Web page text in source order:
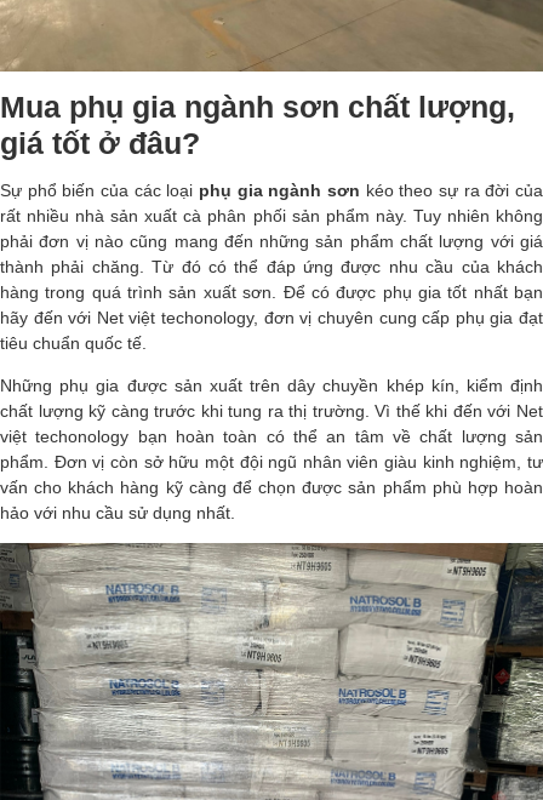
Mua phụ gia ngành sơn chất lượng,
giá tốt ở đâu?
Sự phổ biến của các loại phụ gia ngành sơn kéo theo sự ra đời của
rất nhiều nhà sản xuất cà phân phối sản phẩm này. Tuy nhiên không
phải đơn vị nào cũng mang đến những sản phẩm chất lượng với giá
thành phải chăng. Từ đó có thể đáp ứng được nhu cầu của khách
hàng trong quá trình sản xuất sơn. Để có được phụ gia tốt nhất bạn
hãy đến với Net việt techonology, đơn vị chuyên cung cấp phụ gia đạt
tiêu chuẩn quốc tế.
Những phụ gia được sản xuất trên dây chuyền khép kín, kiểm định
chất lượng kỹ càng trước khi tung ra thị trường. Vì thế khi đến với Net
việt techonology bạn hoàn toàn có thể an tâm về chất lượng sản
phẩm. Đơn vị còn sở hữu một đội ngũ nhân viên giàu kinh nghiệm, tư
vấn cho khách hàng kỹ càng để chọn được sản phẩm phù hợp hoàn
hảo với nhu cầu sử dụng nhất.